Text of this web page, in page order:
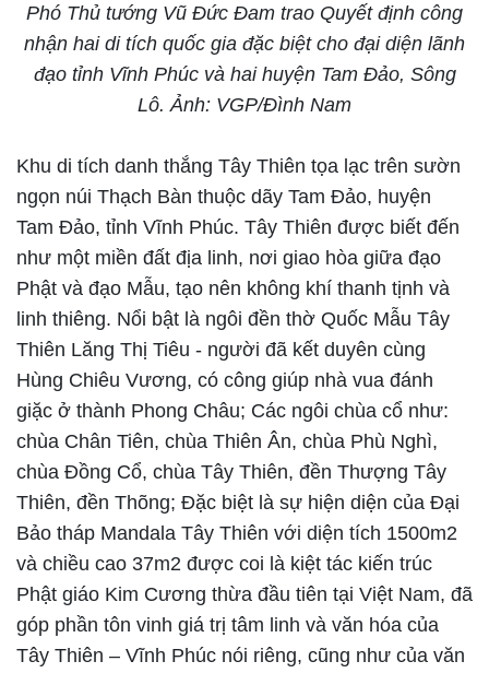
Phó Thủ tướng Vũ Đức Đam trao Quyết định công
nhận hai di tích quốc gia đặc biệt cho đại diện lãnh
đạo tỉnh Vĩnh Phúc và hai huyện Tam Đảo, Sông
Lô. Ảnh: VGP/Đình Nam
Khu di tích danh thắng Tây Thiên tọa lạc trên sườn
ngọn núi Thạch Bàn thuộc dãy Tam Đảo, huyện
Tam Đảo, tỉnh Vĩnh Phúc. Tây Thiên được biết đến
như một miền đất địa linh, nơi giao hòa giữa đạo
Phật và đạo Mẫu, tạo nên không khí thanh tịnh và
linh thiêng. Nổi bật là ngôi đền thờ Quốc Mẫu Tây
Thiên Lăng Thị Tiêu - người đã kết duyên cùng
Hùng Chiêu Vương, có công giúp nhà vua đánh
giặc ở thành Phong Châu; Các ngôi chùa cổ như:
chùa Chân Tiên, chùa Thiên Ân, chùa Phù Nghì,
chùa Đồng Cổ, chùa Tây Thiên, đền Thượng Tây
Thiên, đền Thõng; Đặc biệt là sự hiện diện của Đại
Bảo tháp Mandala Tây Thiên với diện tích 1500m2
và chiều cao 37m2 được coi là kiệt tác kiến trúc
Phật giáo Kim Cương thừa đầu tiên tại Việt Nam, đã
góp phần tôn vinh giá trị tâm linh và văn hóa của
Tây Thiên – Vĩnh Phúc nói riêng, cũng như của văn